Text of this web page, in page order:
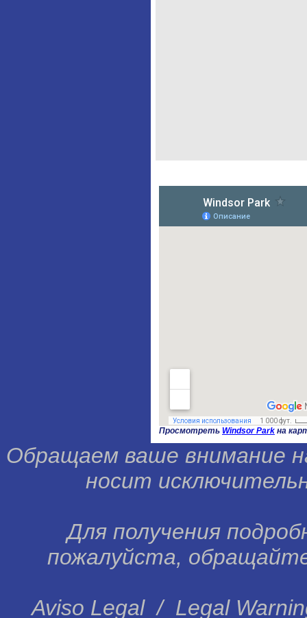
Просмотреть Windsor Park на
Обращаем ваше внимание
носит
Для получения
пожалуйста,
Aviso Legal/ Legal